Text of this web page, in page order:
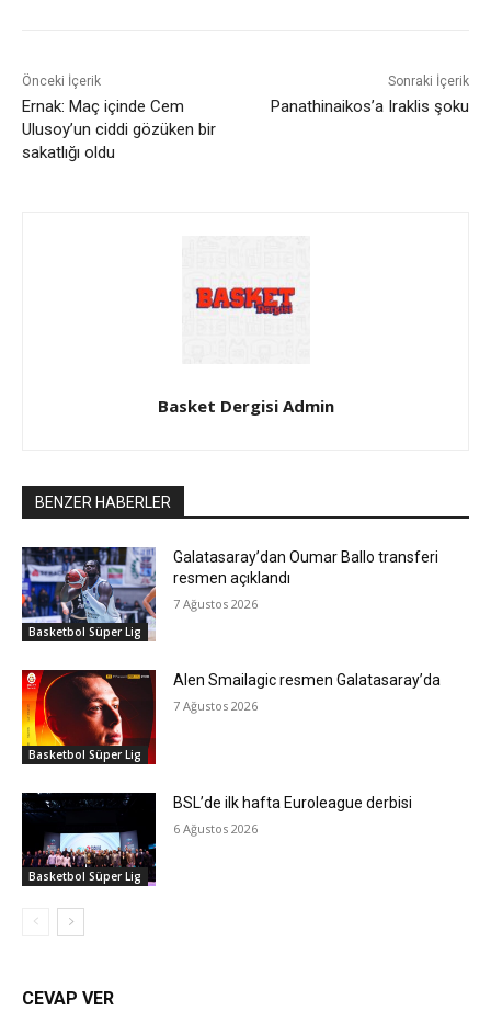
Önceki İçerik
Ernak: Maç içinde Cem
Ulusoy’un ciddi gözüken bir
sakatlığı oldu
Sonraki İçerik
Panathinaikos’a Iraklis şoku
Basket Dergisi Admin
BENZER HABERLER
Basketbol Süper Lig
Galatasaray’dan Oumar Ballo transferi
resmen açıklandı
7 Ağustos 2026
Basketbol Süper Lig
Alen Smailagic resmen Galatasaray’da
7 Ağustos 2026
Basketbol Süper Lig
BSL’de ilk hafta Euroleague derbisi
6 Ağustos 2026
CEVAP VER